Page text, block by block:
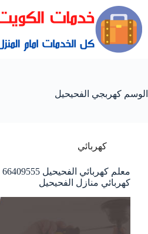
الوسم كهربجي الفحيحيل
كهربائي
كهربائي منازل الفحيحيل